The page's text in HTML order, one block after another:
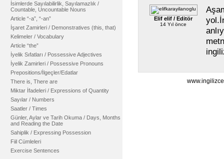
İsimlerde Sayılabilirlik, Sayılamazlık /
Countable, Uncountable Nouns
Article “-a”, “-an”
İşaret Zamirleri / Demonstratives (this, that)
Kelimeler / Vocabulary
Article “the”
İyelik Sıfatları / Possessive Adjectives
İyelik Zamirleri / Possessive Pronouns
Prepositions/İlgeçler/Edatlar
There is, There are
Miktar İfadeleri / Expressions of Quantity
Sayılar / Numbers
Saatler / Times
Günler, Aylar ve Tarih Okuma / Days, Months
and Reading the Date
Sahiplik / Expressing Possession
Fiil Cümleleri
Exercise Sentences
Elif elif / Editör
14 Yıl önce